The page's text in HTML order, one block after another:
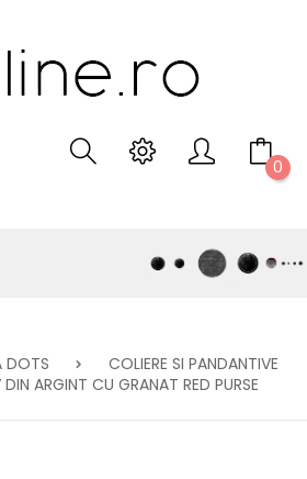
0
DOTS
COLIERE SI PANDANTIVE
ARGINT CU GRANAT RED PURSE